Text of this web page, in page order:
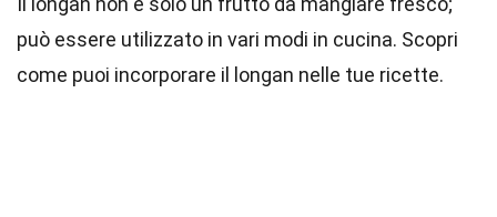
può essere utilizzato in vari modi in cucina. Scopri
come puoi incorporare il longan nelle tue ricette.